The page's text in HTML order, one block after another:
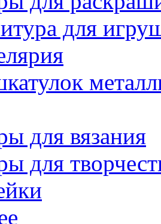
для
для вязания
для